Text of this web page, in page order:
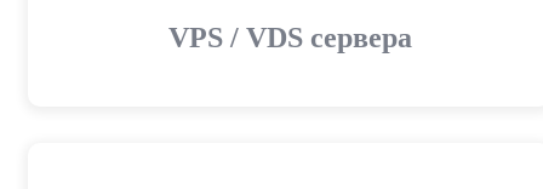
VPS / VDS сервера